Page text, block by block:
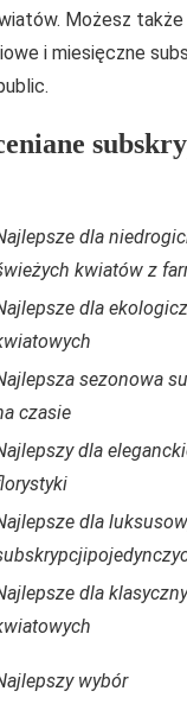
Możesz także
i miesięczne
dla
kwiatów z
dla
sezonowa
czasie
dla
dla
dla
wybór